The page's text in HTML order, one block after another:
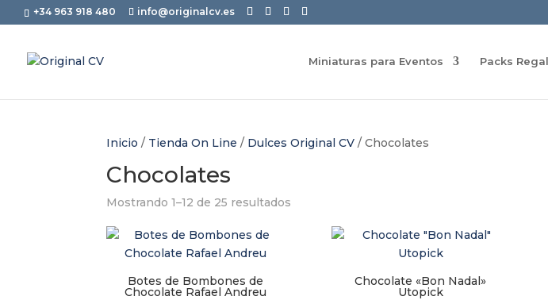
+34 963 918 480 info@originalcv.es
Miniaturas para Eventos Packs
Inicio / Tienda On Line / Dulces Original CV / Chocolates
Chocolates
Mostrando 1–12 de 25 resultados
Botes de Bombones de
Chocolate Rafael Andreu
Chocolate «Bon Nadal»
Utopick